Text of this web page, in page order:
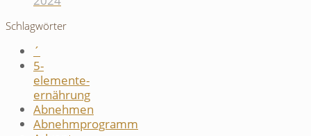
Schlagwörter
´
5-
elemente-
ernährung
Abnehmen
Abnehmprogramm